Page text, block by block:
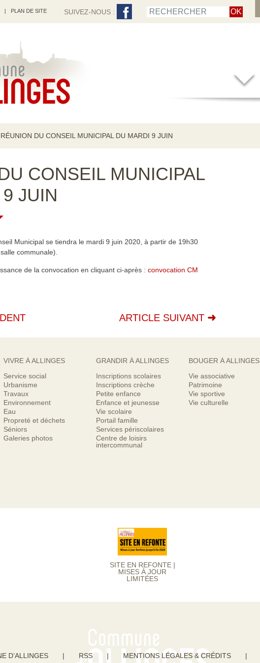
| PLAN DE SITE SUIVEZ-NOUS :
RÉUNION DU CONSEIL MUNICIPAL DU MARDI 9 JUIN
CONSEIL MUNICIPAL
JUIN
Municipal se tiendra le mardi 9 juin 2020, à partir de 19h30
communale).
de la convocation en cliquant ci-après : convocation CM
ARTICLE SUIVANT
VIVRE À ALLINGES
Service social
Urbanisme
Travaux
Environnement
Eau
Propreté et déchets
Séniors
Galeries photos
GRANDIR À ALLINGES
Inscriptions scolaires
Inscriptions crèche
Petite enfance
Enfance et jeunesse
Vie scolaire
Portail famille
Services périscolaires
Centre de loisirs
intercommunal
BOUGER À ALLINGES
Vie associative
Patrimoine
Vie sportive
Vie culturelle
SITE EN REFONTE |
MISES À JOUR
LIMITÉES
D’ALLINGES | RSS | MENTIONS LÉGALES & CRÉDITS |